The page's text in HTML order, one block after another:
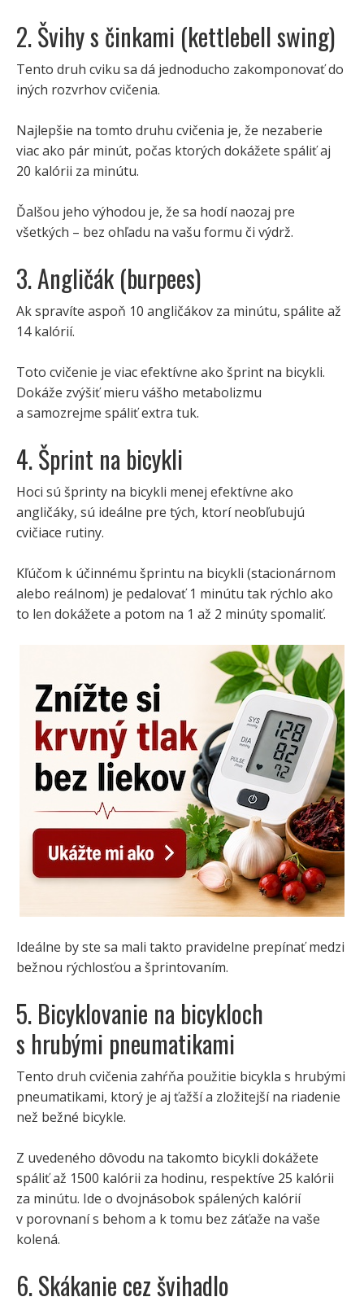
2. Švihy s činkami (kettlebell swing)
Tento druh cviku sa dá jednoducho zakomponovať do
iných rozvrhov cvičenia.
Najlepšie na tomto druhu cvičenia je, že nezaberie
viac ako pár minút, počas ktorých dokážete spáliť aj
20 kalórii za minútu.
Ďalšou jeho výhodou je, že sa hodí naozaj pre
všetkých – bez ohľadu na vašu formu či výdrž.
3. Angličák (burpees)
Ak spravíte aspoň 10 angličákov za minútu, spálite až
14 kalórií.
Toto cvičenie je viac efektívne ako šprint na bicykli.
Dokáže zvýšiť mieru vášho metabolizmu
a samozrejme spáliť extra tuk.
4. Šprint na bicykli
Hoci sú šprinty na bicykli menej efektívne ako
angličáky, sú ideálne pre tých, ktorí neobľubujú
cvičiace rutiny.
Kľúčom k účinnému šprintu na bicykli (stacionárnom
alebo reálnom) je pedalovať 1 minútu tak rýchlo ako
to len dokážete a potom na 1 až 2 minúty spomaliť.
Ideálne by ste sa mali takto pravidelne prepínať medzi
bežnou rýchlosťou a šprintovaním.
5. Bicyklovanie na bicykloch
s hrubými pneumatikami
Tento druh cvičenia zahŕňa použitie bicykla s hrubými
pneumatikami, ktorý je aj ťažší a zložitejší na riadenie
než bežné bicykle.
Z uvedeného dôvodu na takomto bicykli dokážete
spáliť až 1500 kalórii za hodinu, respektíve 25 kalórii
za minútu. Ide o dvojnásobok spálených kalórií
v porovnaní s behom a k tomu bez záťaže na vaše
kolená.
6. Skákanie cez švihadlo